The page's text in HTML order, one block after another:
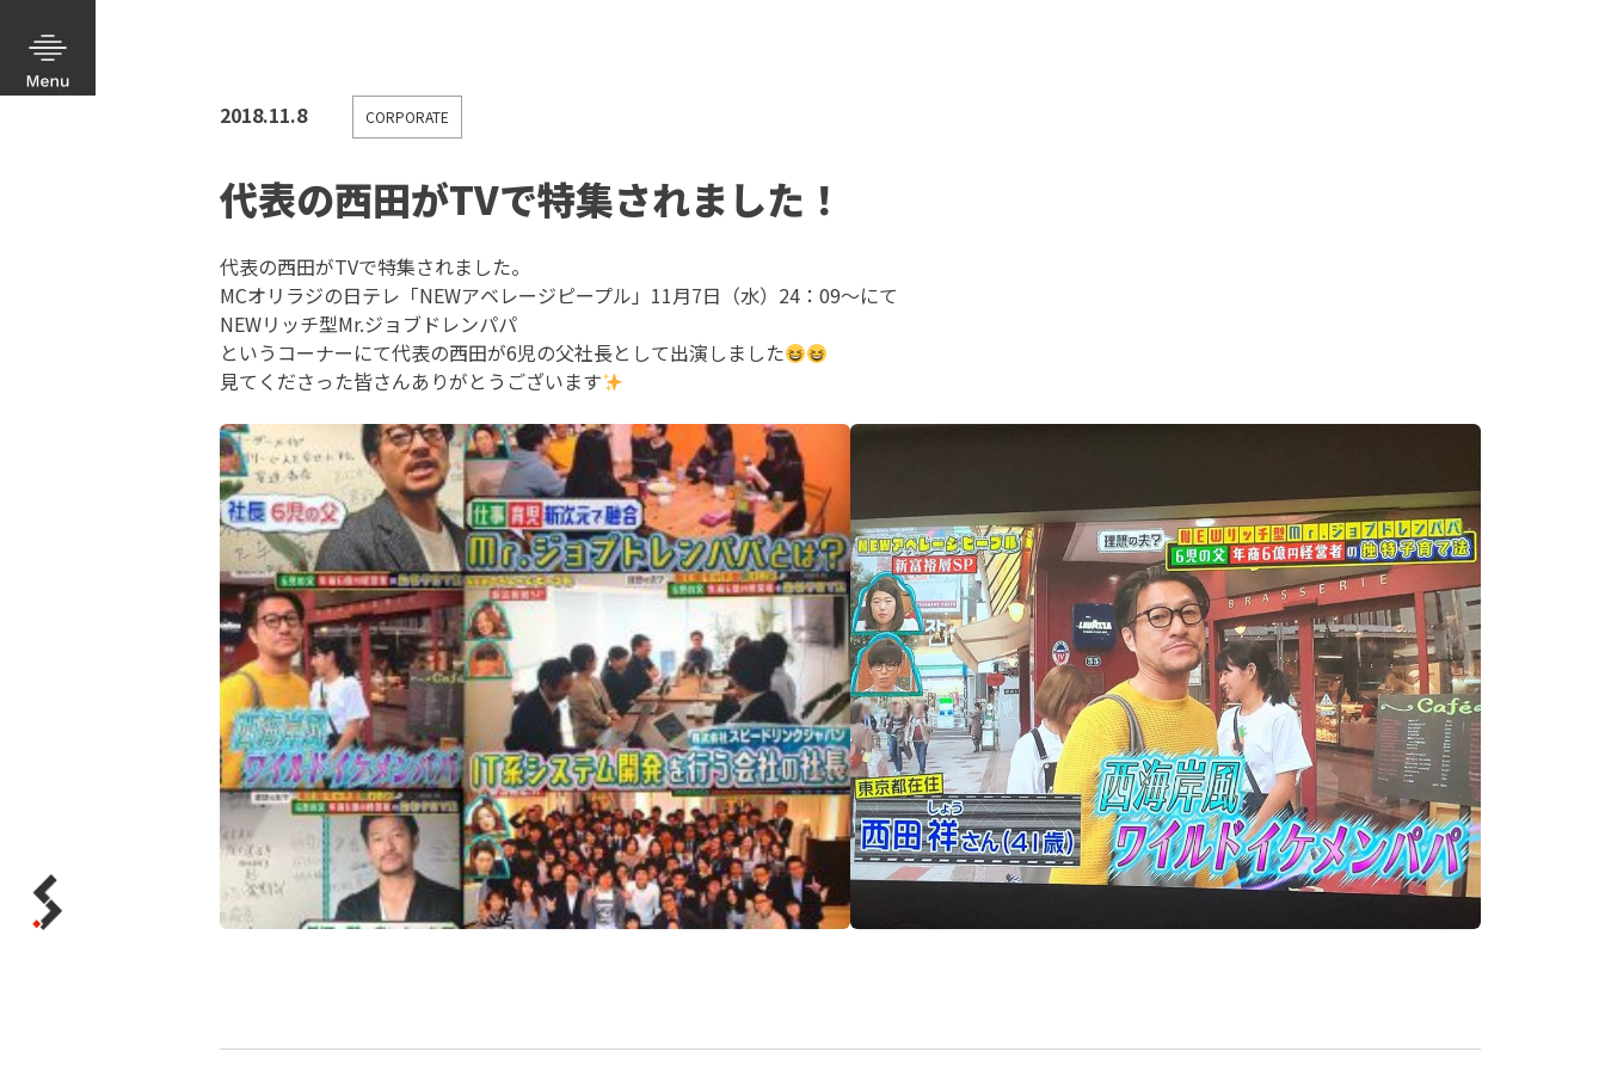
2018.11.8 CORPORATE
代表の西田がTVで特集されました！
代表の西田がTVで特集されました。
MCオリラジの日テレ「NEWアベレージピープル」11月7日（水）24：09〜にて
NEWリッチ型Mr.ジョブドレンパパ
というコーナーにて代表の西田が6児の父社長として出演しました
見てくださった皆さんありがとうございます